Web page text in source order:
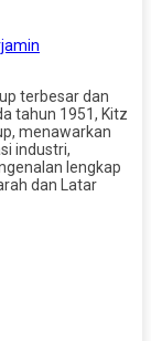
terbesar dan
tahun 1951, Kitz
menawarkan
industri,
lengkap
dan Latar